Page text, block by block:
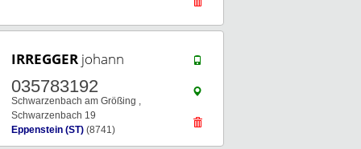
IRREGGER johann
035783192
Schwarzenbach am Größing ,
Schwarzenbach 19
Eppenstein (ST) (8741)